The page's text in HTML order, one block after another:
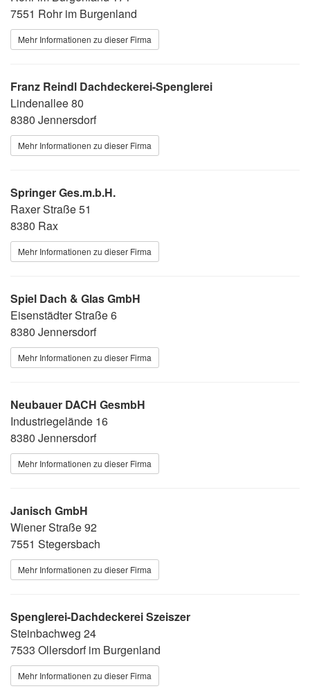
7551 Rohr im Burgenland
Mehr Informationen zu dieser Firma
Franz Reindl Dachdeckerei-Spenglerei
Lindenallee 80
8380 Jennersdorf
Mehr Informationen zu dieser Firma
Springer Ges.m.b.H.
Raxer Straße 51
8380 Rax
Mehr Informationen zu dieser Firma
Spiel Dach & Glas GmbH
Eisenstädter Straße 6
8380 Jennersdorf
Mehr Informationen zu dieser Firma
Neubauer DACH GesmbH
Industriegelände 16
8380 Jennersdorf
Mehr Informationen zu dieser Firma
Janisch GmbH
Wiener Straße 92
7551 Stegersbach
Mehr Informationen zu dieser Firma
Spenglerei-Dachdeckerei Szeiszer
Steinbachweg 24
7533 Ollersdorf im Burgenland
Mehr Informationen zu dieser Firma